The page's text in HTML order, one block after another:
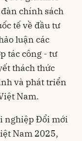
chính sách
tế về đầu tư
luận các
tác công - tư
thách thức
và phát triển
Nam.
nghiệp Đổi mới
Nam 2025,